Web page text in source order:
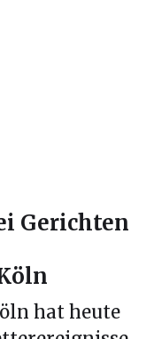
Gerichten
hat heute